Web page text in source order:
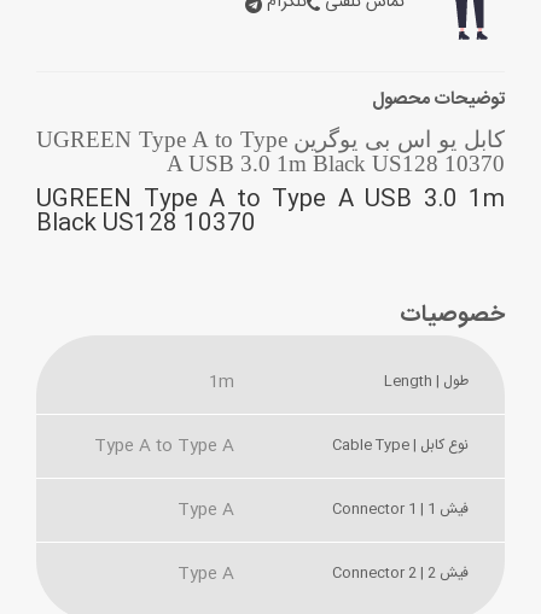
توضیحات محصول
کابل یو اس بی یوگرین UGREEN Type A to Type
A USB 3.0 1m Black US128 10370
UGREEN Type A to Type A USB 3.0 1m
Black US128 10370
خصوصیات
طول | Length 1m
نوع کابل | Cable Type Type A to Type A
فیش 1 | Connector 1 Type A
فیش 2 | Connector 2 Type A